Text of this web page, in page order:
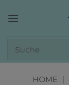
Inhalt
HOME |